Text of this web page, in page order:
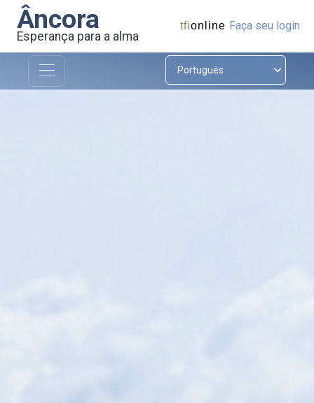
Âncora
Esperança para a alma
tfionline Faça seu login